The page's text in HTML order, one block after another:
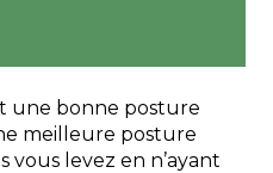
une bonne posture
meilleure posture
vous levez en n’ayant